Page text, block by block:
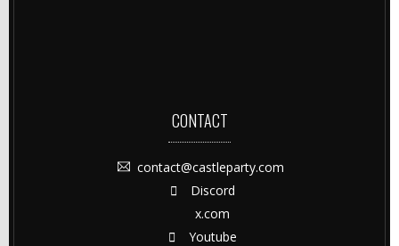
CONTACT
contact@castleparty.com
Discord
x.com
Youtube